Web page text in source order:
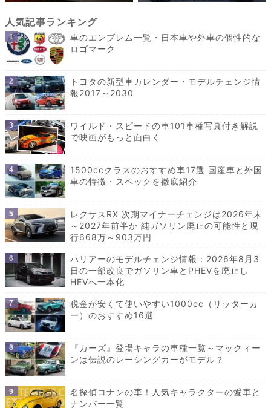
車のエンブレム一覧・日本車や外車の個性的な
ロゴマーク
トヨタの新型車カレンダー・モデルチェンジ情
報2017～2030
ワイルド・スピードの車101車種写真付き解説
で映画がもっと面白く
1500ccクラスのおすすめ車17選 国産車と外国
車の特徴・スペックを徹底紹介
レクサスRX 次期マイナーチェンジは2026年末
～2027年前半か 純ガソリン廃止の可能性と現
行668万～903万円
ハリアーのモデルチェンジ情報：2026年8月3
日の一部改良でガソリン車とPHEVを廃止し
HEVへ一本化
税金が安くて使いやすい1000cc（リッターカ
ー）のおすすめ16選
『カーズ』登場キャラの車種一覧～マックィー
ンは伝説のレーシングカーがモデル？
名探偵コナンの車！人気キャラクターの愛車と
ナンバー一覧